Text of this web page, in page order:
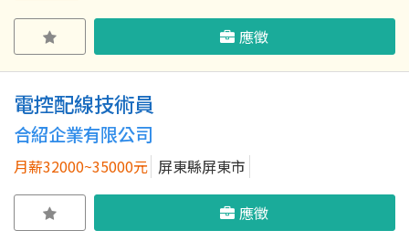
應徵
電控配線技術員
合紹企業有限公司
月薪32000~35000元 屏東縣屏東市
應徵